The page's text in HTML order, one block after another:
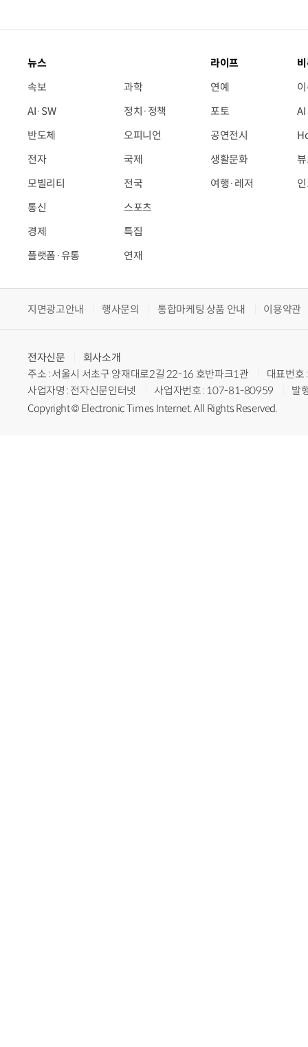
뉴스
속보
AI·SW
반도체
전자
모빌리티
통신
경제
플랫폼·유통
과학
정치·정책
오피니언
국제
전국
스포츠
특집
연재
라이프
연예
포토
공연전시
생활문화
여행·레저
지면광고안내 행사문의 통합마케팅 상품 안내 이용약관
전자신문
회사소개
주소 : 서울시 서초구 양재대로2길 22-16 호반파크1관
대표번
사업자명 : 전자신문인터넷
사업자번호 : 107-81-80959
발
Copyright © Electronic Times Internet. All Rights Reserved.